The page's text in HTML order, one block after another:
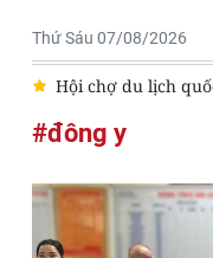
Thứ Sáu 07/08/2026
Hội chợ du lịch
#đông y